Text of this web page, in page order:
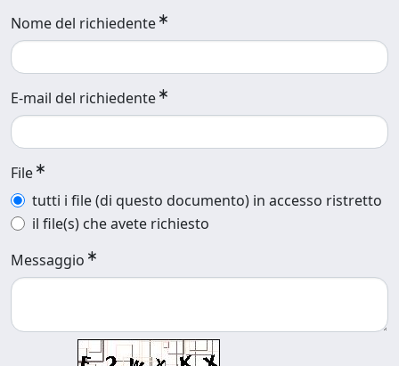
Nome del richiedente
E-mail del richiedente
File
tutti i file (di questo documento) in accesso ristretto
il file(s) che avete richiesto
Messaggio